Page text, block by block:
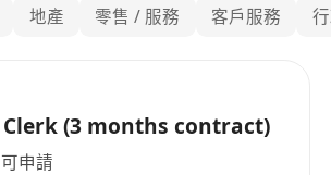
地產 零售 / 服務 客戶服務
(3 months contract)
申請